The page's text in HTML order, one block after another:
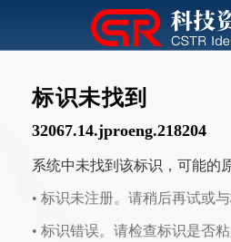
标识未找到
32067.14.jproeng.218204
系统中未找到该标识，可能的
• 标识未注册。请稍后再试或
• 标识错误。请检查标识是否粘